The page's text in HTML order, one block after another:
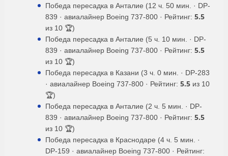
Победа пересадка в Анталие (12 ч. 50 мин. · DP-
839 · авиалайнер Boeing 737-800 · Рейтинг: 5.5
из 10 🏆)
Победа пересадка в Анталие (5 ч. 10 мин. · DP-
839 · авиалайнер Boeing 737-800 · Рейтинг: 5.5
из 10 🏆)
Победа пересадка в Казани (3 ч. 0 мин. · DP-283
· авиалайнер Boeing 737-800 · Рейтинг: 5.5 из 10
🏆)
Победа пересадка в Анталие (2 ч. 5 мин. · DP-
839 · авиалайнер Boeing 737-800 · Рейтинг: 5.5
из 10 🏆)
Победа пересадка в Краснодаре (4 ч. 5 мин. ·
DP-159 · авиалайнер Boeing 737-800 · Рейтинг: